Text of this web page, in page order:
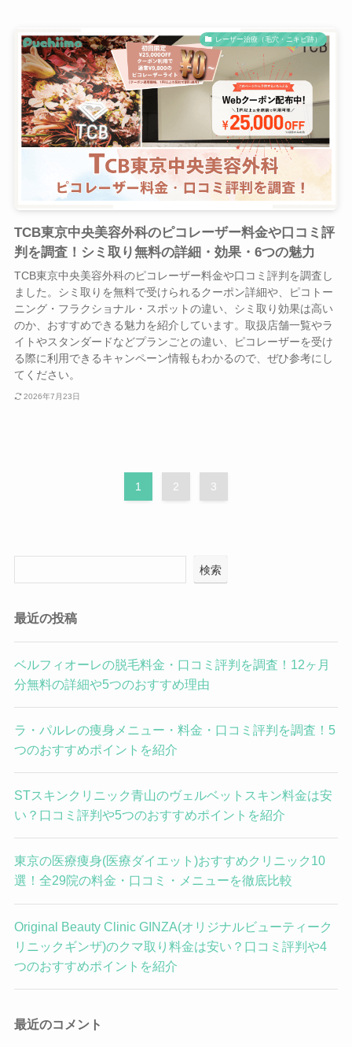
レーザー治療（毛穴・ニキビ跡）
TCB東京中央美容外科のピコレーザー料金や口コミ評
判を調査！シミ取り無料の詳細・効果・6つの魅力
TCB東京中央美容外科のピコレーザー料金や口コミ評判を調査し
ました。シミ取りを無料で受けられるクーポン詳細や、ピコトー
ニング・フラクショナル・スポットの違い、シミ取り効果は高い
のか、おすすめできる魅力を紹介しています。取扱店舗一覧やラ
イトやスタンダードなどプランごとの違い、ピコレーザーを受け
る際に利用できるキャンペーン情報もわかるので、ぜひ参考にし
てください。
2026年7月23日
1 2 3
検索
最近の投稿
ベルフィオーレの脱毛料金・口コミ評判を調査！12ヶ月
分無料の詳細や5つのおすすめ理由
ラ・パルレの痩身メニュー・料金・口コミ評判を調査！5
つのおすすめポイントを紹介
STスキンクリニック青山のヴェルベットスキン料金は安
い？口コミ評判や5つのおすすめポイントを紹介
東京の医療痩身(医療ダイエット)おすすめクリニック10
選！全29院の料金・口コミ・メニューを徹底比較
Original Beauty Clinic GINZA(オリジナルビューティーク
リニックギンザ)のクマ取り料金は安い？口コミ評判や4
つのおすすめポイントを紹介
最近のコメント